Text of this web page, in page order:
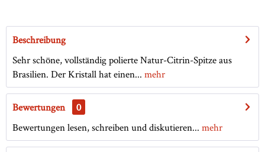
Beschreibung
Sehr schöne, vollständig polierte Natur-Citrin-Spitze aus
Brasilien. Der Kristall hat einen... mehr
Bewertungen
0
Bewertungen lesen, schreiben und diskutieren... mehr